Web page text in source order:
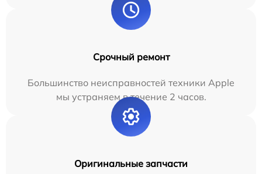
Срочный ремонт
Большинство неисправностей техники Apple
мы устраняем в течение 2 часов.
Оригинальные запчасти